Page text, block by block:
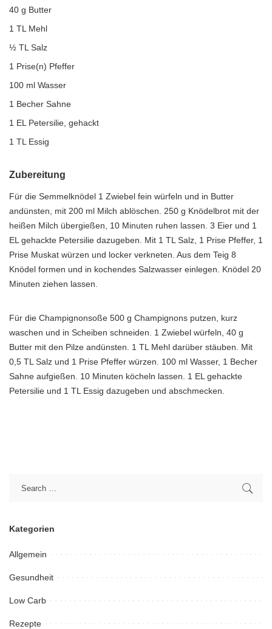
40 g Butter
1 TL Mehl
½ TL Salz
1 Prise(n) Pfeffer
100 ml Wasser
1 Becher Sahne
1 EL Petersilie, gehackt
1 TL Essig
Zubereitung
Für die Semmelknödel 1 Zwiebel fein würfeln und in Butter
andünsten, mit 200 ml Milch ablöschen. 250 g Knödelbrot mit der
heißen Milch übergießen, 10 Minuten ruhen lassen. 3 Eier und 1
EL gehackte Petersilie dazugeben. Mit 1 TL Salz, 1 Prise Pfeffer, 1
Prise Muskat würzen und locker verkneten. Aus dem Teig 8
Knödel formen und in kochendes Salzwasser einlegen. Knödel 20
Minuten ziehen lassen.
Für die Champignonsoße 500 g Champignons putzen, kurz
waschen und in Scheiben schneiden. 1 Zwiebel würfeln, 40 g
Butter mit den Pilze andünsten. 1 TL Mehl darüber stäuben. Mit
0,5 TL Salz und 1 Prise Pfeffer würzen. 100 ml Wasser, 1 Becher
Sahne aufgießen. 10 Minuten köcheln lassen. 1 EL gehackte
Petersilie und 1 TL Essig dazugeben und abschmecken.
Kategorien
Allgemein
Gesundheit
Low Carb
Rezepte